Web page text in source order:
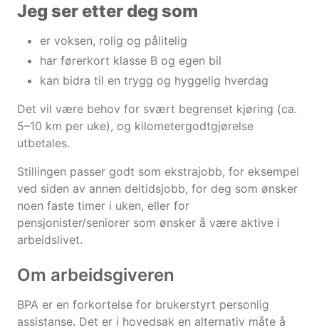
Jeg ser etter deg som
er voksen, rolig og pålitelig
har førerkort klasse B og egen bil
kan bidra til en trygg og hyggelig hverdag
Det vil være behov for svært begrenset kjøring (ca.
5–10 km per uke), og kilometergodtgjørelse
utbetales.
Stillingen passer godt som ekstrajobb, for eksempel
ved siden av annen deltidsjobb, for deg som ønsker
noen faste timer i uken, eller for
pensjonister/seniorer som ønsker å være aktive i
arbeidslivet.
Om arbeidsgiveren
BPA er en forkortelse for brukerstyrt personlig
assistanse. Det er i hovedsak en alternativ måte å